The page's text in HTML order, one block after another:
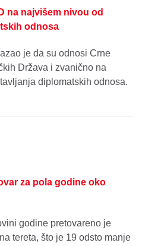
na najvišem nivou od
odnosa
je da su odnosi Crne
Država i zvanično na
diplomatskih odnosa.
za pola godine oko
godine pretovareno je
tereta, što je 19 odsto manje